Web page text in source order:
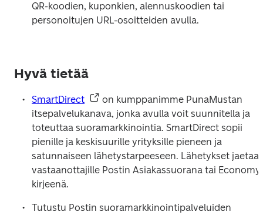
QR-koodien, kuponkien, alennuskoodien tai
personoitujen URL-osoitteiden avulla.
Hyvä tietää
SmartDirect
on kumppanimme PunaMustan
itsepalvelukanava, jonka avulla voit suunnitella ja
toteuttaa suoramarkkinointia. SmartDirect sopii
pienille ja keskisuurille yrityksille pieneen ja
satunnaiseen lähetystarpeeseen. Lähetykset
vastaanottajille Postin Asiakassuorana tai
kirjeenä.